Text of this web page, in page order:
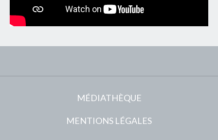
MÉDIATHÈQUE
MENTIONS LÉGALES